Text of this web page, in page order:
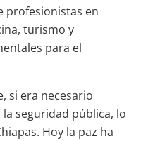
profesionistas en
turismo y
para el
si era necesario
seguridad pública, lo
Hoy la paz ha